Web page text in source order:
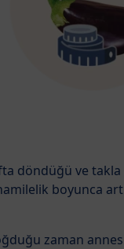
ve takla
boyunca
zaman